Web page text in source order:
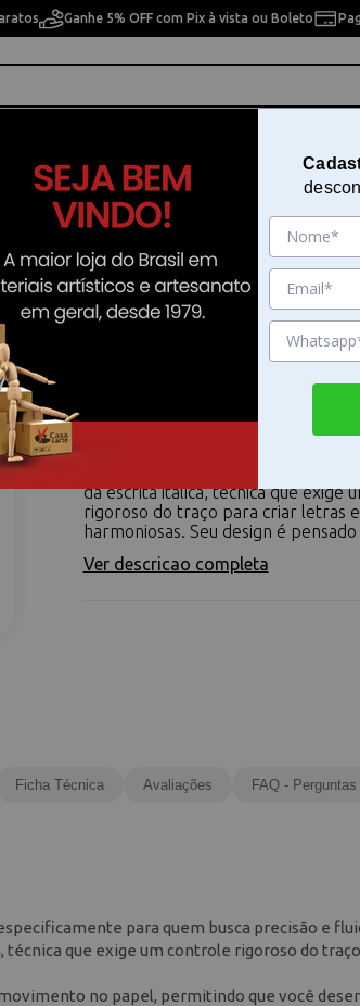
Ganhe 5% OFF com Pix à vista ou Boleto
Pena Caligrafica Ym P.
Pena Caligrafica Ym P. Media para
Caligrafica Ym P. Media é um
da escrita itálica, técnica que exige
rigoroso do traço para criar letras
harmoniosas. Seu design é
Ver descricao completa
Ficha Técnica Avaliações FAQ -
para quem busca precisão e
técnica que exige um controle rigoroso do
no papel, permitindo que você